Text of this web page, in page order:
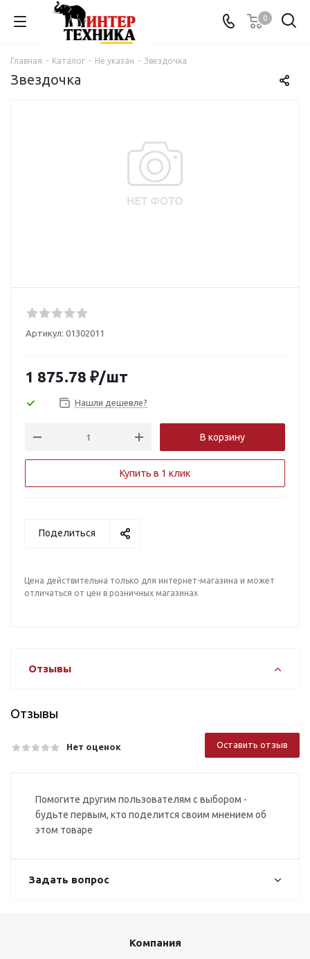
0
Главная - Каталог - Не указан - Звездочка
Звездочка
Артикул: 01302011
1 875.78 ₽/шт
Нашли дешевле?
В корзину
Купить в 1 клик
Поделиться
Цена действительна только для интернет-магазина и может
отличаться от цен в розничных магазинах
Отзывы
Отзывы
Нет оценок Оставить отзыв
Помогите другим пользователям с выбором -
будьте первым, кто поделится своим мнением об
этом товаре
Задать вопрос
Компания